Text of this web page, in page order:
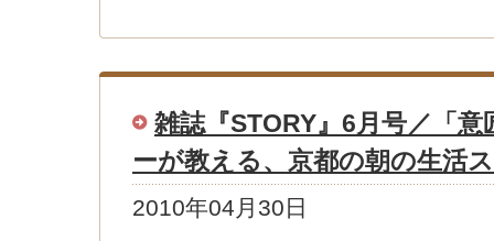
雑誌『STORY』6月号／「
ーが教える、京都の朝の生活
2010年04月30日